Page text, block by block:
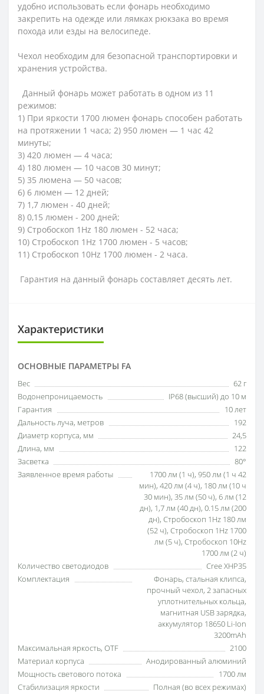
удобно использовать если фонарь необходимо
закрепить на одежде или лямках рюкзака во время
похода или езды на велосипеде.
Чехол необходим для безопасной транспортировки и
хранения устройства.
Данный фонарь может работать в одном из 11
режимов:
1) При яркости 1700 люмен фонарь способен работать
на протяжении 1 часа; 2) 950 люмен — 1 час 42
минуты;
3) 420 люмен — 4 часа;
4) 180 люмен — 10 часов 30 минут;
5) 35 люмена — 50 часов;
6) 6 люмен — 12 дней;
7) 1,7 люмен - 40 дней;
8) 0,15 люмен - 200 дней;
9) Стробоскоп 1Hz 180 люмен - 52 часа;
10) Стробоскоп 1Hz 1700 люмен - 5 часов;
11) Стробоскоп 10Hz 1700 люмен - 2 часа.
Гарантия на данный фонарь составляет десять лет.
Характеристики
ОСНОВНЫЕ ПАРАМЕТРЫ FA
Вес
62 г
Водонепроницаемость
IP68 (высший) до 10 м
Гарантия
10 лет
Дальность луча, метров
192
Диаметр корпуса, мм
24,5
Длина, мм
122
Засветка
80°
Заявленное время работы
1700 лм (1 ч), 950 лм (1 ч 42
мин), 420 лм (4 ч), 180 лм (10 ч
30 мин), 35 лм (50 ч), 6 лм (12
дн), 1,7 лм (40 дн), 0.15 лм (200
дн), Стробоскоп 1Hz 180 лм
(52 ч), Стробоскоп 1Hz 1700
лм (5 ч), Стробоскоп 10Hz
1700 лм (2 ч)
Количество светодиодов
Cree XHP35
Комплектация
Фонарь, стальная клипса,
прочный чехол, 2 запасных
уплотнительных кольца,
магнитная USB зарядка,
аккумулятор 18650 Li-Ion
3200mAh
Максимальная яркость, OTF
2100
Материал корпуса
Анодированный алюминий
Мощность светового потока
1700 лм
Стабилизация яркости
Полная (во всех режимах)